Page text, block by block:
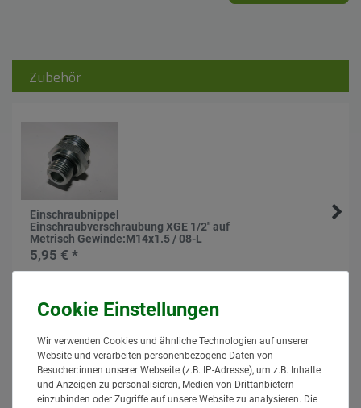
Zubehör
Einschraubnippel
Einschraubverschraubung XGE 1/2" auf
Metrisch Gewinde:M14x1.5 / 08-L
5,95 € *
Ähnlich
Wir verwenden Cookies und ähnliche Technologien auf unserer
Website und verarbeiten personenbezogene Daten von
Besucher:innen unserer Webseite (z.B. IP-Adresse), um z.B. Inhalte
und Anzeigen zu personalisieren, Medien von Drittanbietern
einzubinden oder Zugriffe auf unsere Website zu analysieren. Die